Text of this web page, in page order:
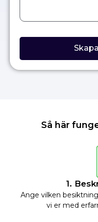
Så här
1.
Ange vilken
vi er med